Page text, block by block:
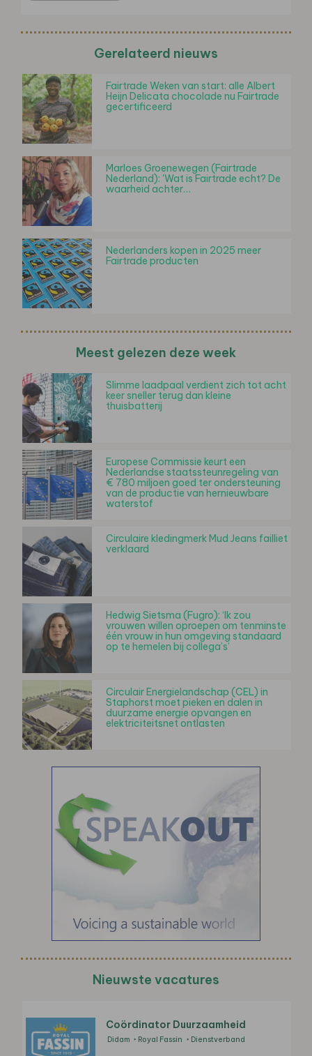
Gerelateerd nieuws
Fairtrade Weken van start: alle Albert
Heijn Delicata chocolade nu Fairtrade
gecertificeerd
Marloes Groenewegen (Fairtrade
Nederland): 'Wat is Fairtrade echt? De
waarheid achter…
Nederlanders kopen in 2025 meer
Fairtrade producten
Meest gelezen deze week
Slimme laadpaal verdient zich tot acht
keer sneller terug dan kleine
thuisbatterij
Europese Commissie keurt een
Nederlandse staatssteunregeling van
€ 780 miljoen goed ter ondersteuning
van de productie van hernieuwbare
waterstof
Circulaire kledingmerk Mud Jeans failliet
verklaard
Hedwig Sietsma (Fugro): ‘Ik zou
vrouwen willen oproepen om tenminste
één vrouw in hun omgeving standaard
op te hemelen bij collega’s’
Circulair Energielandschap (CEL) in
Staphorst moet pieken en dalen in
duurzame energie opvangen en
elektriciteitsnet ontlasten
Nieuwste vacatures
Coördinator Duurzaamheid
Didam Royal Fassin Dienstverband